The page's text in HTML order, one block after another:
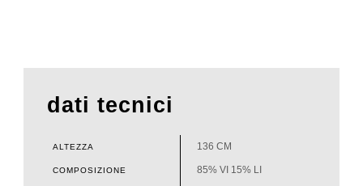
dati tecnici
ALTEZZA 136 CM
COMPOSIZIONE 85% VI 15% LI